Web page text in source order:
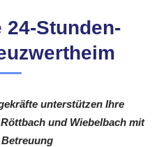
Stunden-
unterstützen Ihre
und Wiebelbach mit